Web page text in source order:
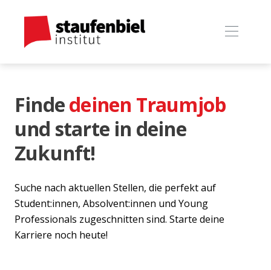
Findedeinen Traumjob
und starte in deine
Zukunft!
Suche nach aktuellen Stellen, die perfekt auf
Student:innen, Absolvent:innen und Young
Professionals zugeschnitten sind. Starte deine
Karriere noch heute!